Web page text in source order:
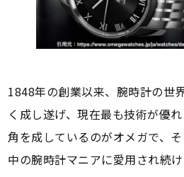
1848年の創業以来、腕時計の世
く成し遂げ、現在最も技術が優
角を成しているのがオメガで、
中の腕時計マニアに愛用され続け